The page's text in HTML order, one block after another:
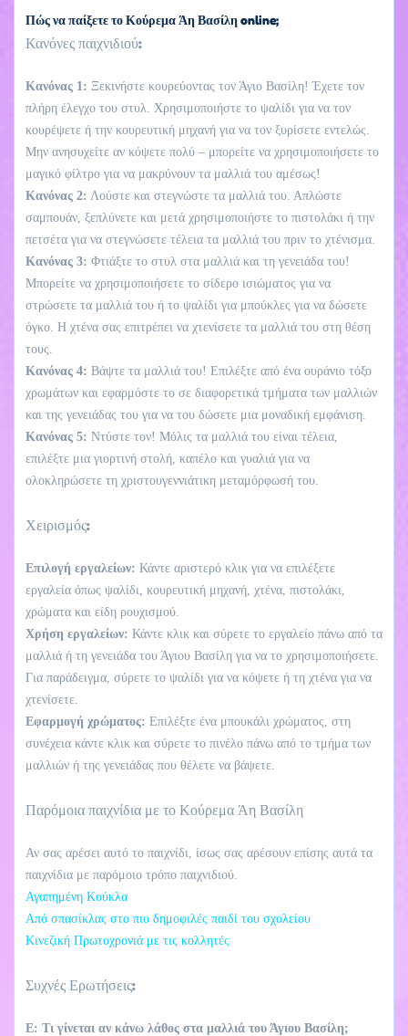
Πώς να παίξετε το Κούρεμα Άη Βασίλη online;
Κανόνες παιχνιδιού:
Κανόνας 1: Ξεκινήστε κουρεύοντας τον Άγιο Βασίλη! Έχετε τον
πλήρη έλεγχο του στυλ. Χρησιμοποιήστε το ψαλίδι για να τον
κουρέψετε ή την κουρευτική μηχανή για να τον ξυρίσετε εντελώς.
Μην ανησυχείτε αν κόψετε πολύ – μπορείτε να χρησιμοποιήσετε το
μαγικό φίλτρο για να μακρύνουν τα μαλλιά του αμέσως!
Κανόνας 2: Λούστε και στεγνώστε τα μαλλιά του. Απλώστε
σαμπουάν, ξεπλύνετε και μετά χρησιμοποιήστε το πιστολάκι ή την
πετσέτα για να στεγνώσετε τέλεια τα μαλλιά του πριν το χτένισμα.
Κανόνας 3: Φτιάξτε το στυλ στα μαλλιά και τη γενειάδα του!
Μπορείτε να χρησιμοποιήσετε το σίδερο ισιώματος για να
στρώσετε τα μαλλιά του ή το ψαλίδι για μπούκλες για να δώσετε
όγκο. Η χτένα σας επιτρέπει να χτενίσετε τα μαλλιά του στη θέση
τους.
Κανόνας 4: Βάψτε τα μαλλιά του! Επιλέξτε από ένα ουράνιο τόξο
χρωμάτων και εφαρμόστε το σε διαφορετικά τμήματα των μαλλιών
και της γενειάδας του για να του δώσετε μια μοναδική εμφάνιση.
Κανόνας 5: Ντύστε τον! Μόλις τα μαλλιά του είναι τέλεια,
επιλέξτε μια γιορτινή στολή, καπέλο και γυαλιά για να
ολοκληρώσετε τη χριστουγεννιάτικη μεταμόρφωσή του.
Χειρισμός:
Επιλογή εργαλείων: Κάντε αριστερό κλικ για να επιλέξετε
εργαλεία όπως ψαλίδι, κουρευτική μηχανή, χτένα, πιστολάκι,
χρώματα και είδη ρουχισμού.
Χρήση εργαλείων: Κάντε κλικ και σύρετε το εργαλείο πάνω από τα
μαλλιά ή τη γενειάδα του Άγιου Βασίλη για να το χρησιμοποιήσετε.
Για παράδειγμα, σύρετε το ψαλίδι για να κόψετε ή τη χτένα για να
χτενίσετε.
Εφαρμογή χρώματος: Επιλέξτε ένα μπουκάλι χρώματος, στη
συνέχεια κάντε κλικ και σύρετε το πινέλο πάνω από το τμήμα των
μαλλιών ή της γενειάδας που θέλετε να βάψετε.
Παρόμοια παιχνίδια με το Κούρεμα Άη Βασίλη
Αν σας αρέσει αυτό το παιχνίδι, ίσως σας αρέσουν επίσης αυτά τα
παιχνίδια με παρόμοιο τρόπο παιχνιδιού.
Αγαπημένη Κούκλα
Από σπασίκλας στο πιο δημοφιλές παιδί του σχολείου
Κινεζική Πρωτοχρονιά με τις κολλητές
Συχνές Ερωτήσεις:
Ε: Τι γίνεται αν κάνω λάθος στα μαλλιά του Άγιου Βασίλη;